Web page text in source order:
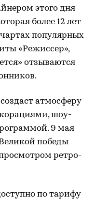
этого дня
более 12 лет
популярных
«Режиссер»,
отзываются
атмосферу
шоу-
9 мая
победы
ретро-
по тарифу